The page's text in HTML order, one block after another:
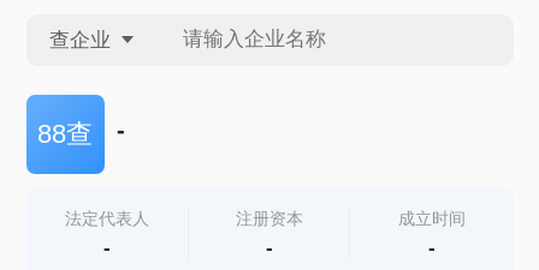
查企业
查企业
查产地
88查 -
法定代表人
-
注册资本
-
成立时间
-